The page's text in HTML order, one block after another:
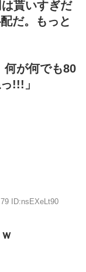
貰いすぎだ
だ。もっと
何が何でも80
!!!」
ID:nsEXeLt90